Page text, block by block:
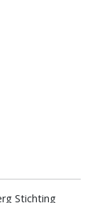
Stichting